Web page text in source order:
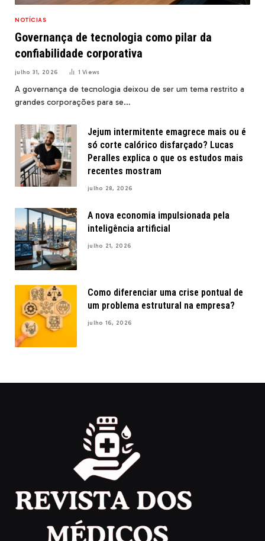
NOTÍCIAS
Governança de tecnologia como pilar da
confiabilidade corporativa
julho 31, 2026 1Views
A governança de tecnologia deixou de ser um tema restrito a
grandes corporações para se…
Jejum intermitente emagrece mais ou é
só corte calórico disfarçado? Lucas
Peralles explica o que os estudos mais
recentes mostram
julho 28, 2026
A nova economia impulsionada pela
inteligência artificial
julho 21, 2026
Como diferenciar uma crise pontual de
um problema estrutural na empresa?
julho 16, 2026